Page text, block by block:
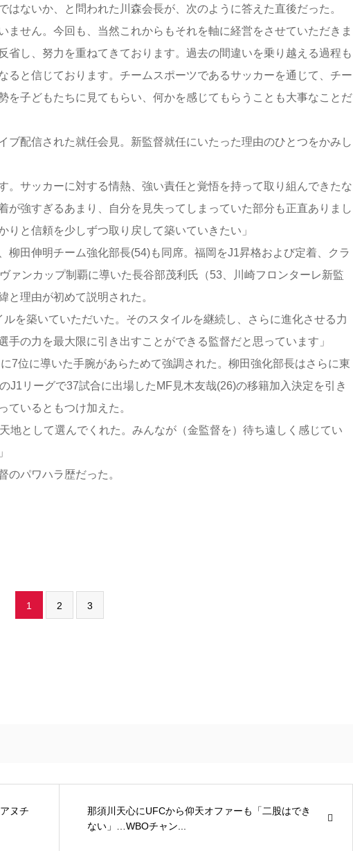
ないか、と問われた川森会長が、次のように答えた直後だった。
ません。今回も、当然これからもそれを軸に経営をさせていただきま
省し、努力を重ねてきております。過去の間違いを乗り越える過程も
ると信じております。チームスポーツであるサッカーを通じて、チー
を子どもたちに見てもらい、何かを感じてもらうことも大事なことだ
配信された就任会見。新監督就任にいたった理由のひとつをかみし
。サッカーに対する情熱、強い責任と覚悟を持って取り組んできたな
が強すぎるあまり、自分を見失ってしまっていた部分も正直ありまし
と信頼を少しずつ取り戻して築いていきたい」
田伸明チーム強化部長(54)も同席。福岡をJ1昇格および定着、クラ
ァンカップ制覇に導いた長谷部茂利氏（53、川崎フロンターレ新監
理由が初めて説明された。
を築いていただいた。そのスタイルを継続し、さらに進化させる力
の力を最大限に引き出すことができる監督だと思っています」
7位に導いた手腕があらためて強調された。柳田強化部長はさらに東
J1リーグで37試合に出場したMF見木友哉(26)の移籍加入決定を引き
ているともつけ加えた。
地として選んでくれた。みんなが（金監督を）待ち遠しく感じてい
パワハラ歴だった。
1 2 3
ヌチ
那須川天心にUFCから仰天オファーも「二股はでき
ない」…WBOチャン...